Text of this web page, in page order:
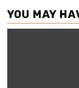
YOU MAY